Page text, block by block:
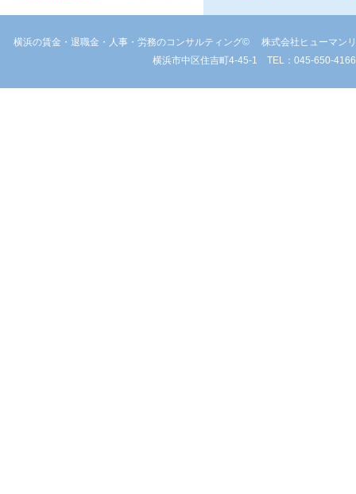
横浜の賃金・退職金・人事・労務のコンサルティング©
株式会社ヒューマン
横浜市中区住吉町4-45-1 TEL：045-650-4166